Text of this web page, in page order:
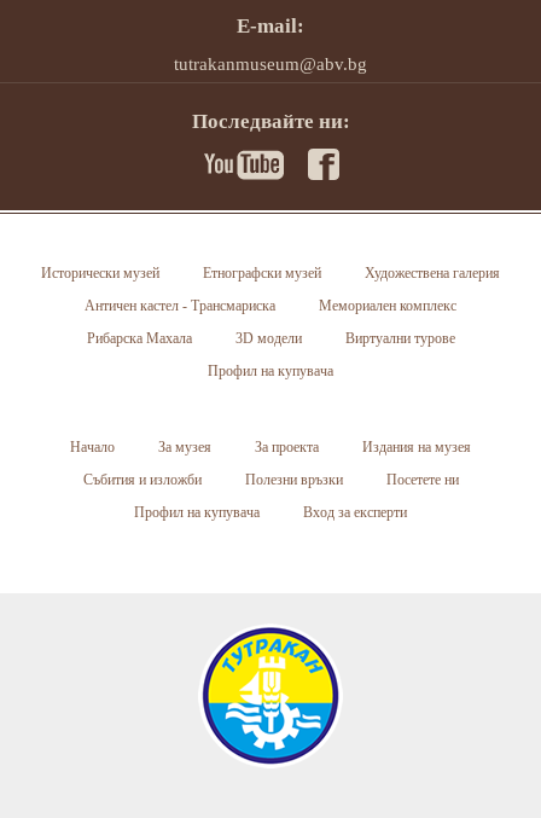
E-mail:
tutrakanmuseum@abv.bg
Последвайте ни:
Исторически музей Етнографски музей
Художествена галерия
Античен кастел - Трансмариска
Мемориален комплекс
Рибарска Махала
3D модели
Виртуални турове
Профил на купувача
Начало За музея За проекта
Издания на музея
Събития и изложби
Полезни връзки
Посетете ни
Профил на купувача
Вход за експерти